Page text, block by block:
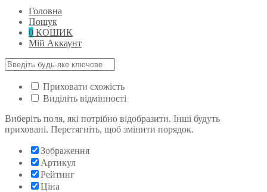
Головна
Пошук
0 КОШИК
Мій Аккаунт
Приховати схожість
Виділіть відмінності
Виберіть поля, які потрібно відобразити. Інші будуть
приховані. Перетягніть, щоб змінити порядок.
Зображення
Артикул
Рейтинг
Ціна